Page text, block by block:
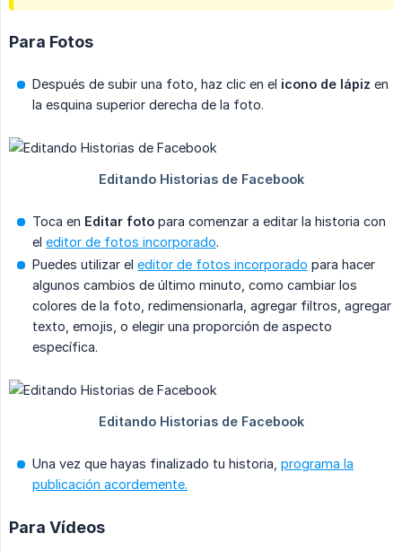
Para Fotos
Después de subir una foto, haz clic en el icono de lápiz en
la esquina superior derecha de la foto.
Toca en Editar foto para comenzar a editar la historia con
el editor de fotos incorporado.
Puedes utilizar el editor de fotos incorporado para hacer
algunos cambios de último minuto, como cambiar los
colores de la foto, redimensionarla, agregar filtros, agregar
texto, emojis, o elegir una proporción de aspecto
específica.
Una vez que hayas finalizado tu historia, programa la
publicación acordemente.
Para Vídeos